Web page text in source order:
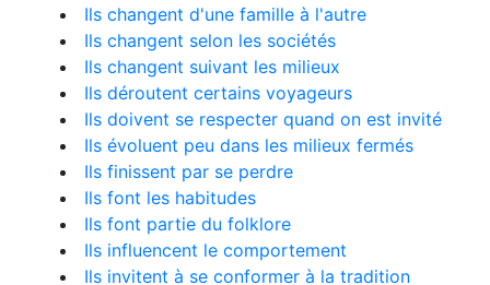
Ils changent d'une famille à l'autre
Ils changent selon les sociétés
Ils changent suivant les milieux
Ils déroutent certains voyageurs
Ils doivent se respecter quand on est invité
Ils évoluent peu dans les milieux fermés
Ils finissent par se perdre
Ils font les habitudes
Ils font partie du folklore
Ils influencent le comportement
Ils invitent à se conformer à la tradition